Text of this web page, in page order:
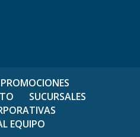
PROMOCIONES
SUCURSALES
EQUIPO